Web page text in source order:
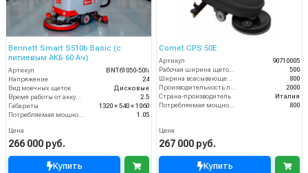
Bennett Smart S510b Basic (с
литиевым АКБ 60 Ач)
Артикул
BNT61050-50li
Напряжение
24
Вид моечных щеток
Дисковые
Время работы от аккумуляторов (ч)
2.5
Габариты
1320 × 540 × 1060
1.05
Цена
266 000 руб.
Купить
Comet CPS 50E
Артикул
90710005
500
800
2000
Страна-производитель
Италия
800
Цена
267 000 руб.
Купить